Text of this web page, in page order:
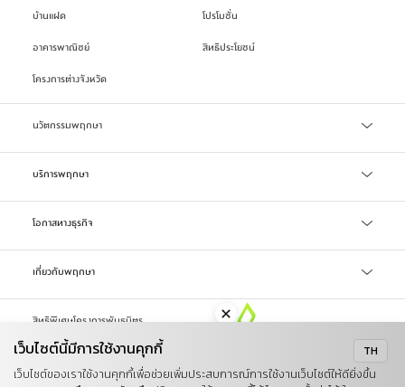
บ้านแฝด
อาคารพาณิชย์
โครงการต่างจังหวัด
โปรโมชั่น
สิทธิประโยชน์
นวัตกรรมพฤกษา
เทคโนโลยี Precast
บริการพฤกษา
บริการสินเชื่อ
บริการแจ้งซ่อม/แจ้งปัญหา
โอกาสทางธุรกิจ
จัดซื้อจัดจ้าง
ลงทะเบียน Online Broker
รับซื้อที่ดิน
เกี่ยวกับพฤกษา
LIFETIME WELL-LIVING
สิทธิพิเศษโครงการพันธมิตร
นโยบายคุกกี้
นโยบายการคุ้มครองข้อมูลส่วนบุคคล
TH
เว็บไซต์นี้มีการใช้งานคุกกี้
เว็บไซต์ของเราใช้งานคุกกี้เพื่อช่วยเพิ่มประสบการณ์การใช้งานเว็บไซต์ให้ดียิ่งขึ้น